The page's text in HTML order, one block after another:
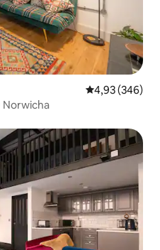
Prosječna
4,93 (346)
Norwicha